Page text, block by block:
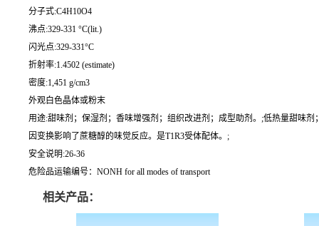
分子式:C4H10O4
沸点:329-331 °C(lit.)
闪光点:329-331°C
折射率:1.4502 (estimate)
密度:1,451 g/cm3
外观白色晶体或粉末
用途:甜味剂；保湿剂；香味增强剂；组织改进剂；成型助剂。;低热量甜味
因变换影响了蔗糖醇的味觉反应。是T1R3受体配体。;
安全说明:26-36
危险品运输编号：NONH for all modes of transport
相关产品：